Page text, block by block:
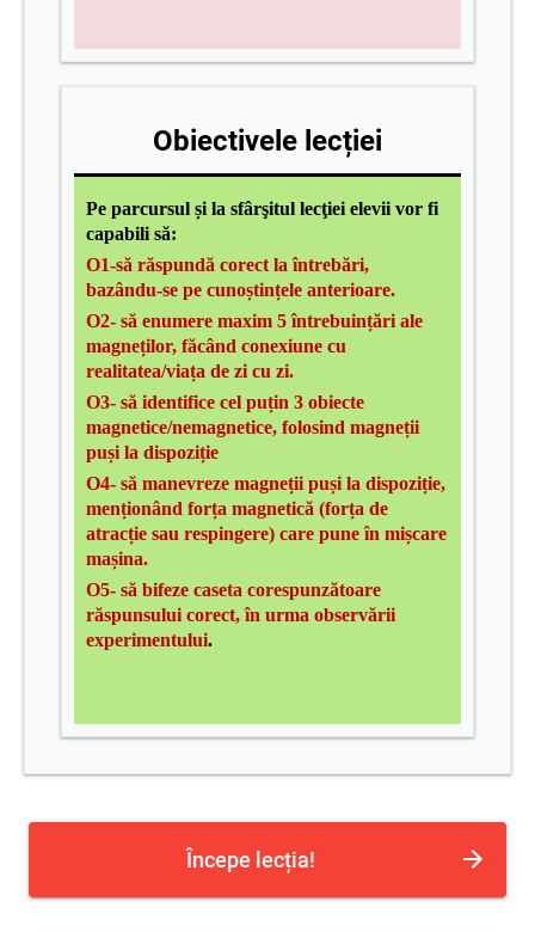
Obiectivele lecției
Pe parcursul și la sfârşitul lecţiei elevii vor fi
capabili să:
O1-să răspundă corect la întrebări,
bazându-se pe cunoștințele anterioare.
O2- să enumere maxim 5 întrebuințări ale
magneților, făcând conexiune cu
realitatea/viața de zi cu zi.
O3- să identifice cel puțin 3 obiecte
magnetice/nemagnetice, folosind magneții
puși la dispoziție
O4- să manevreze magneții puși la dispoziție,
menționând forța magnetică (forța de
atracție sau respingere) care pune în mișcare
mașina.
O5- să bifeze caseta corespunzătoare
răspunsului corect, în urma observării
experimentului.
Începe lecția!